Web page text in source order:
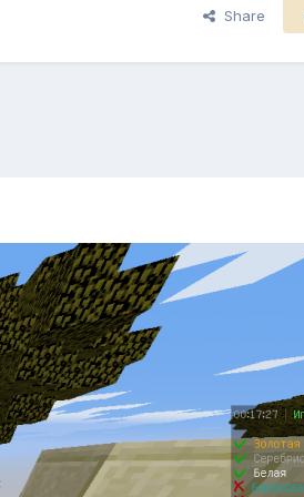
Share